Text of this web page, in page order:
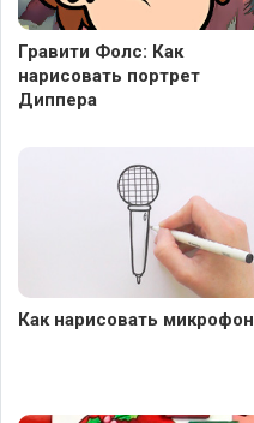
Гравити Фолс: Как
нарисовать портрет
Диппера
Как нарисовать микрофон